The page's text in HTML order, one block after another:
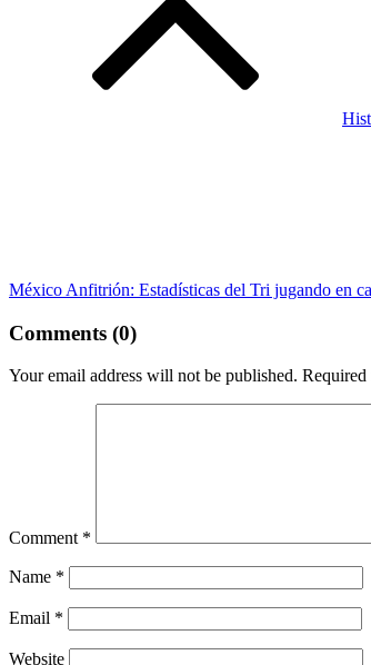
México Anfitrión: Estadísticas del Tri jugando en
Comments (0)
Your email address will not be published. Required
Comment *
Name *
Email *
Website